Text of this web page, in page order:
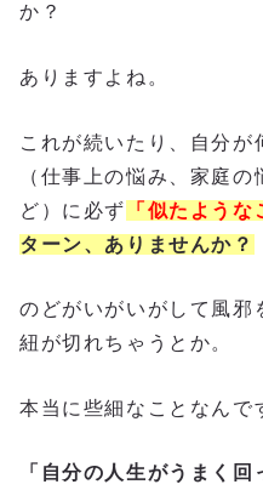
か？
ありますよね。
これが続いたり、自分が
（仕事上の悩み、家庭
ど）に必ず
「似たような
ターン、ありませんか？
のどがいがいがして風邪
紐が切れちゃうとか。
本当に些細なことなんで
「自分の人生がうまく回